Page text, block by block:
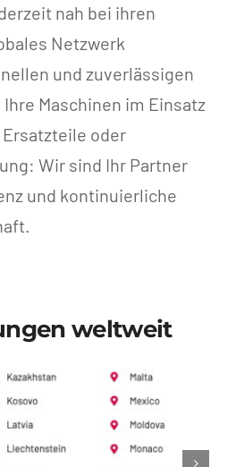
nah bei ihren
Netzwerk
und zuverlässigen
Maschinen im Einsatz
Ersatzteile oder
Wir sind Ihr Partner
und kontinuierliche
weltweit